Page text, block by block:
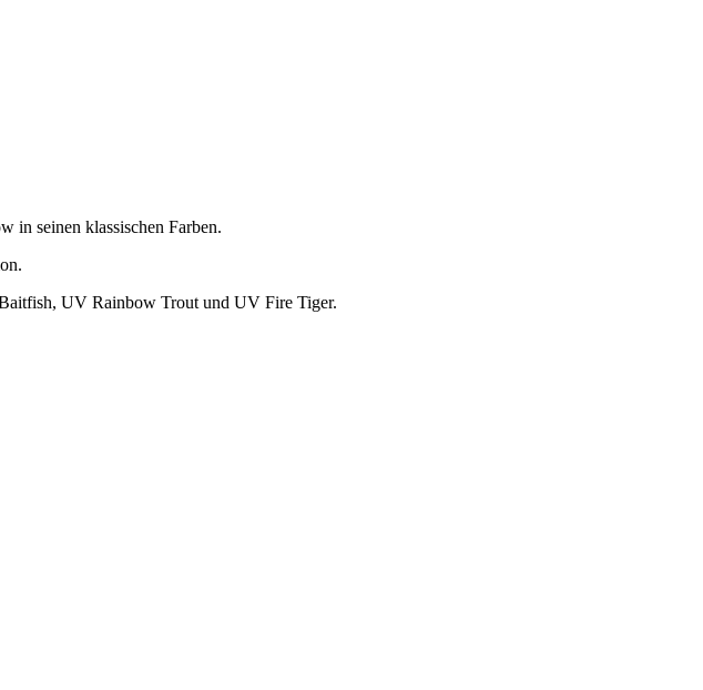
in seinen klassischen Farben.
UV Rainbow Trout und UV Fire Tiger.